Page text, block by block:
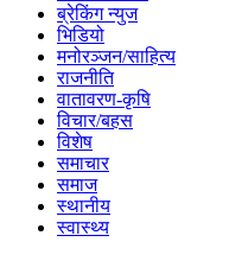
ब्रेकिंग न्युज
भिडियो
मनोरञ्जन/साहित्य
राजनीति
वातावरण-कृषि
विचार/बहस
विशेष
समाचार
समाज
स्थानीय
स्वास्थ्य